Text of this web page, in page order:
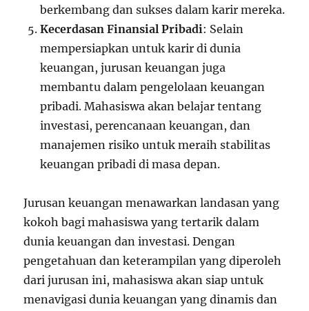
berkembang dan sukses dalam karir mereka.
Kecerdasan Finansial Pribadi: Selain
mempersiapkan untuk karir di dunia
keuangan, jurusan keuangan juga
membantu dalam pengelolaan keuangan
pribadi. Mahasiswa akan belajar tentang
investasi, perencanaan keuangan, dan
manajemen risiko untuk meraih stabilitas
keuangan pribadi di masa depan.
Jurusan keuangan menawarkan landasan yang
kokoh bagi mahasiswa yang tertarik dalam
dunia keuangan dan investasi. Dengan
pengetahuan dan keterampilan yang diperoleh
dari jurusan ini, mahasiswa akan siap untuk
menavigasi dunia keuangan yang dinamis dan